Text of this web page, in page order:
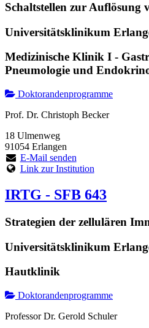
Schaltstellen zur Auflösung
Universitätsklinikum
Medizinische Klinik I -
Pneumologie und
Doktorandenprogramme
Prof. Dr. Christoph Becker
18 Ulmenweg
91054 Erlangen
E-Mail senden
Link zur Institution
IRTG - SFB 643
Strategien der zellulären
Universitätsklinikum
Hautklinik
Doktorandenprogramme
Professor Dr. Gerold Schuler